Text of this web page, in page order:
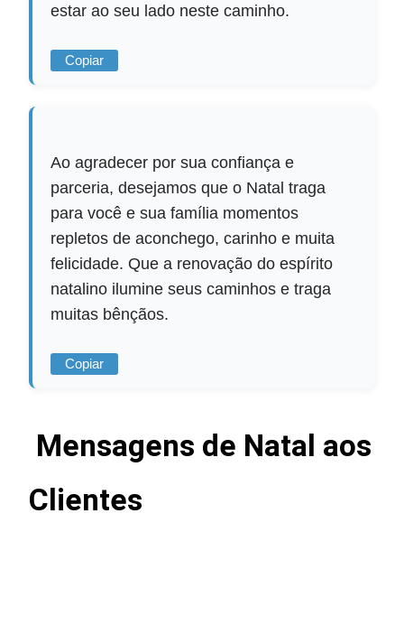
estar ao seu lado neste caminho.
Copiar
Ao agradecer por sua confiança e
parceria, desejamos que o Natal traga
para você e sua família momentos
repletos de aconchego, carinho e muita
felicidade. Que a renovação do espírito
natalino ilumine seus caminhos e traga
muitas bênçãos.
Copiar
Mensagens de Natal aos
Clientes